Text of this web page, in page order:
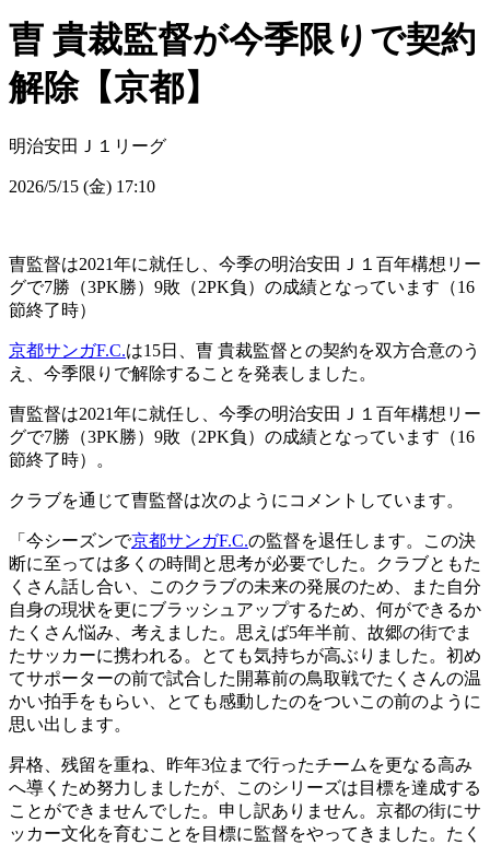
曺 貴裁監督が今季限りで契約
解除【京都】
明治安田Ｊ１リーグ
2026/5/15 (金) 17:10
曺監督は2021年に就任し、今季の明治安田Ｊ１百年構想リー
グで7勝（3PK勝）9敗（2PK負）の成績となっています（16
節終了時）
京都サンガF.C.は15日、曺 貴裁監督との契約を双方合意のう
え、今季限りで解除することを発表しました。
曺監督は2021年に就任し、今季の明治安田Ｊ１百年構想リー
グで7勝（3PK勝）9敗（2PK負）の成績となっています（16
節終了時）。
クラブを通じて曺監督は次のようにコメントしています。
「今シーズンで京都サンガF.C.の監督を退任します。この決
断に至っては多くの時間と思考が必要でした。クラブともた
くさん話し合い、このクラブの未来の発展のため、また自分
自身の現状を更にブラッシュアップするため、何ができるか
たくさん悩み、考えました。思えば5年半前、故郷の街でま
たサッカーに携われる。とても気持ちが高ぶりました。初め
てサポーターの前で試合した開幕前の鳥取戦でたくさんの温
かい拍手をもらい、とても感動したのをついこの前のように
思い出します。
昇格、残留を重ね、昨年3位まで行ったチームを更なる高み
へ導くため努力しましたが、このシリーズは目標を達成する
ことができませんでした。申し訳ありません。京都の街にサ
ッカー文化を育むことを目標に監督をやってきました。たく